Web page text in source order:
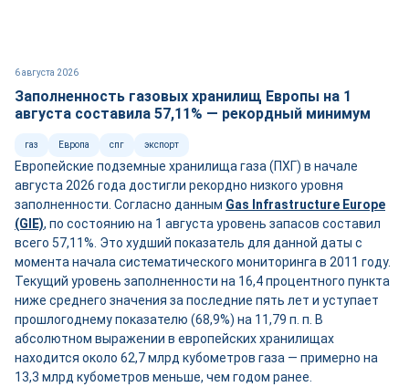
6 августа 2026
Заполненность газовых хранилищ Европы на 1
августа составила 57,11% — рекордный минимум
газ Европа спг экспорт
Европейские подземные хранилища газа (ПХГ) в начале
августа 2026 года достигли рекордно низкого уровня
заполненности. Согласно данным Gas Infrastructure Europe
(GIE), по состоянию на 1 августа уровень запасов составил
всего 57,11%. Это худший показатель для данной даты с
момента начала систематического мониторинга в 2011 году.
Текущий уровень заполненности на 16,4 процентного пункта
ниже среднего значения за последние пять лет и уступает
прошлогоднему показателю (68,9%) на 11,79 п. п. В
абсолютном выражении в европейских хранилищах
находится около 62,7 млрд кубометров газа — примерно на
13,3 млрд кубометров меньше, чем годом ранее.